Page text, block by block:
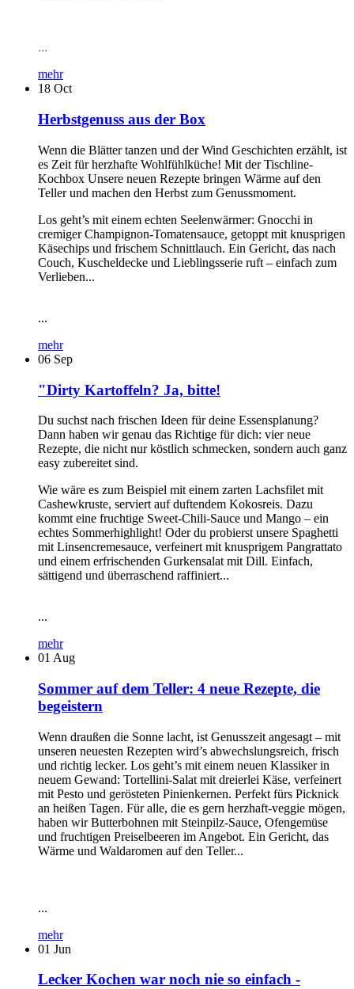
...
mehr
18 Oct
Herbstgenuss aus der Box
Wenn die Blätter tanzen und der Wind Geschichten erzählt, ist
es Zeit für herzhafte Wohlfühlküche! Mit der Tischline-
Kochbox Unsere neuen Rezepte bringen Wärme auf den
Teller und machen den Herbst zum Genussmoment.
Los geht’s mit einem echten Seelenwärmer: Gnocchi in
cremiger Champignon-Tomatensauce, getoppt mit knusprigen
Käsechips und frischem Schnittlauch. Ein Gericht, das nach
Couch, Kuscheldecke und Lieblingsserie ruft – einfach zum
Verlieben...
...
mehr
06 Sep
"Dirty Kartoffeln? Ja, bitte!
Du suchst nach frischen Ideen für deine Essensplanung?
Dann haben wir genau das Richtige für dich: vier neue
Rezepte, die nicht nur köstlich schmecken, sondern auch ganz
easy zubereitet sind.
Wie wäre es zum Beispiel mit einem zarten Lachsfilet mit
Cashewkruste, serviert auf duftendem Kokosreis. Dazu
kommt eine fruchtige Sweet-Chili-Sauce und Mango – ein
echtes Sommerhighlight! Oder du probierst unsere Spaghetti
mit Linsencremesauce, verfeinert mit knusprigem Pangrattato
und einem erfrischenden Gurkensalat mit Dill. Einfach,
sättigend und überraschend raffiniert...
...
mehr
01 Aug
Sommer auf dem Teller: 4 neue Rezepte, die
begeistern
Wenn draußen die Sonne lacht, ist Genusszeit angesagt – mit
unseren neuesten Rezepten wird’s abwechslungsreich, frisch
und richtig lecker. Los geht’s mit einem neuen Klassiker in
neuem Gewand: Tortellini-Salat mit dreierlei Käse, verfeinert
mit Pesto und gerösteten Pinienkernen. Perfekt fürs Picknick
an heißen Tagen. Für alle, die es gern herzhaft-veggie mögen,
haben wir Butterbohnen mit Steinpilz-Sauce, Ofengemüse
und fruchtigen Preiselbeeren im Angebot. Ein Gericht, das
Wärme und Waldaromen auf den Teller...
...
mehr
01 Jun
Lecker Kochen war noch nie so einfach -